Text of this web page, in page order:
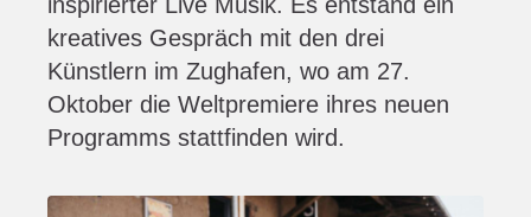
kreatives Gespräch mit den drei
Künstlern im Zughafen, wo am 27.
Oktober die Weltpremiere ihres neuen
Programms stattfinden wird.